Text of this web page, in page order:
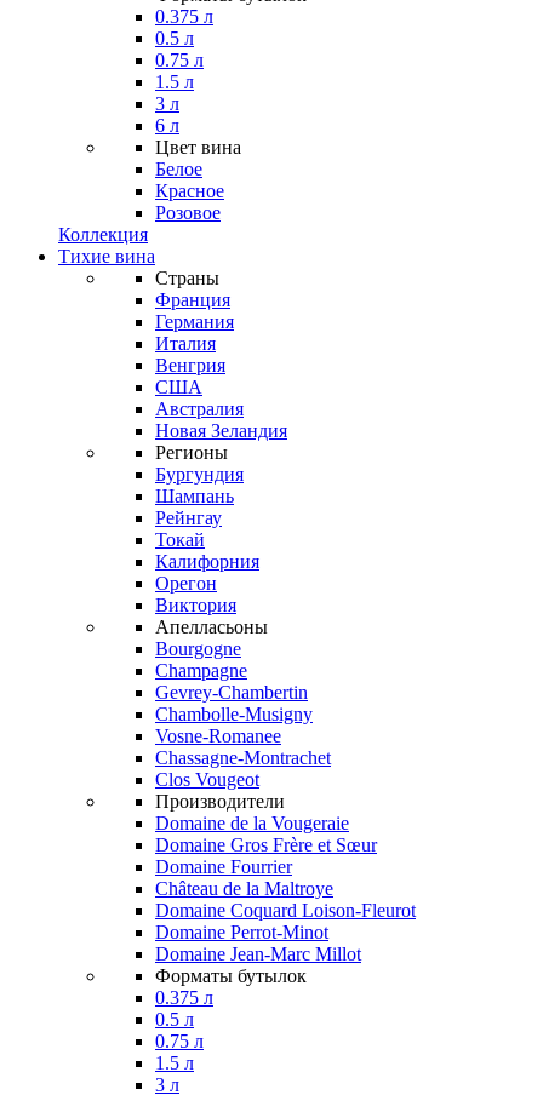
0.375 л
0.5 л
0.75 л
1.5 л
3 л
6 л
Цвет вина
Белое
Красное
Розовое
Коллекция
Тихие вина
Страны
Франция
Германия
Италия
Венгрия
США
Австралия
Новая Зеландия
Регионы
Бургундия
Шампань
Рейнгау
Токай
Калифорния
Орегон
Виктория
Апелласьоны
Bourgogne
Champagne
Gevrey-Chambertin
Chambolle-Musigny
Vosne-Romanee
Chassagne-Montrachet
Clos Vougeot
Производители
Domaine de la Vougeraie
Domaine Gros Frère et Sœur
Domaine Fourrier
Château de la Maltroye
Domaine Coquard Loison-Fleurot
Domaine Perrot-Minot
Domaine Jean-Marc Millot
Форматы бутылок
0.375 л
0.5 л
0.75 л
1.5 л
3 л